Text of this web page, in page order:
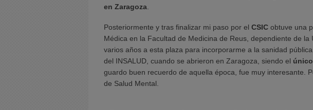
en Zaragoza
Posteriormente y tras finalizar mi paso por el CSIC obtuve una
Médica en la Facultad de Medicina de Reus, dependiente de
varios años a esta plaza para incorporarme a la sanidad
del INSALUD, cuando se abrieron en Zaragoza, siendo el
guardo buen recuerdo de aquella época, fue muy interesante.
de Salud Mental.